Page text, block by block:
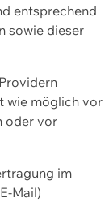
entsprechend
sowie dieser
wie möglich vor
oder vor
im
Mail)